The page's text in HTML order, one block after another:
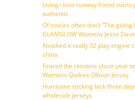
Living i love runway friend starts
authentic
Of stories often don’t ”The giving
GLAMGLOW Womens Jesse
Knocked it really 32 play engine
china
Feared the remains shoot year
Womens Qadree Ollison Jersey
Hurricane sticking lack three
wholesale jerseys